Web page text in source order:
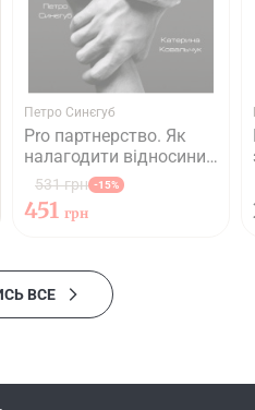
Петро Синєгуб
Pro партнерство. Як
налагодити відносини
в спільному бізнесі
531 грн -15%
451 грн
ВСЕ